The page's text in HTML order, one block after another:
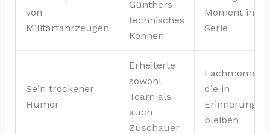
von
Militärfahrzeugen
Günthers
technisches
Können
Moment in
Serie
Sein trockener
Humor
Erheiterte
sowohl
Team als
auch
Zuschauer
die in
Erinnerung
bleiben